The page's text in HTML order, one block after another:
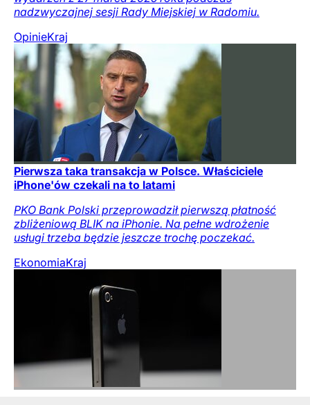
nadzwyczajnej sesji Rady Miejskiej w Radomiu.
OpinieKraj
Pierwsza taka transakcja w Polsce. Właściciele
iPhone'ów czekali na to latami
PKO Bank Polski przeprowadził pierwszą płatność
zbliżeniową BLIK na iPhonie. Na pełne wdrożenie
usługi trzeba będzie jeszcze trochę poczekać.
EkonomiaKraj